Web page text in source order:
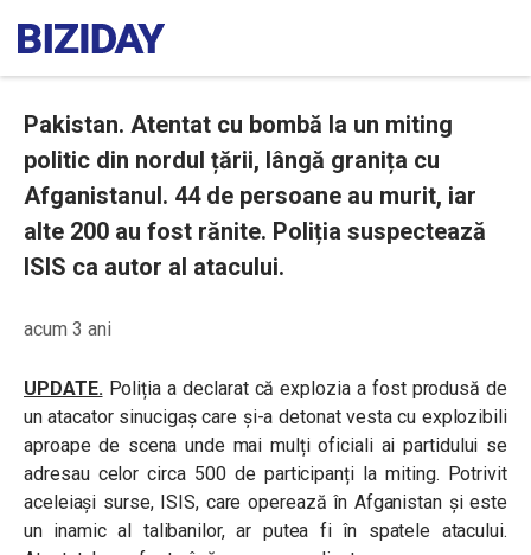
Pakistan. Atentat cu bombă la un miting
politic din nordul țării, lângă granița cu
Afganistanul. 44 de persoane au murit, iar
alte 200 au fost rănite. Poliția suspectează
ISIS ca autor al atacului.
acum 3 ani
UPDATE. Poliția a declarat că explozia a fost produsă de
un atacator sinucigaș care și-a detonat vesta cu explozibili
aproape de scena unde mai mulți oficiali ai partidului se
adresau celor circa 500 de participanți la miting. Potrivit
aceleiași surse, ISIS, care operează în Afganistan și este
un inamic al talibanilor, ar putea fi în spatele atacului.